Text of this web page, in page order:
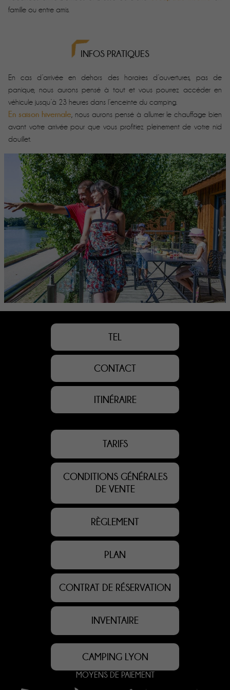
famille ou entre amis.
INFOS PRATIQUES
En cas d’arrivée en dehors des horaires d’ouvertures, pas de
panique, nous aurons pensé à tout et vous pourrez accéder en
véhicule jusqu’à 23 heures dans l’enceinte du camping.
En saison hivernale , nous aurons pensé à allumer le chauffage bien
avant votre arrivée pour que vous profitiez pleinement de votre nid
douillet.
TEL
CONTACT
ITINÉRAIRE
TARIFS
CONDITIONS GÉNÉRALES
DE VENTE
RÈGLEMENT
PLAN
CONTRAT DE RÉSERVATION
INVENTAIRE
CAMPING LYON
MOYENS DE PAIEMENT